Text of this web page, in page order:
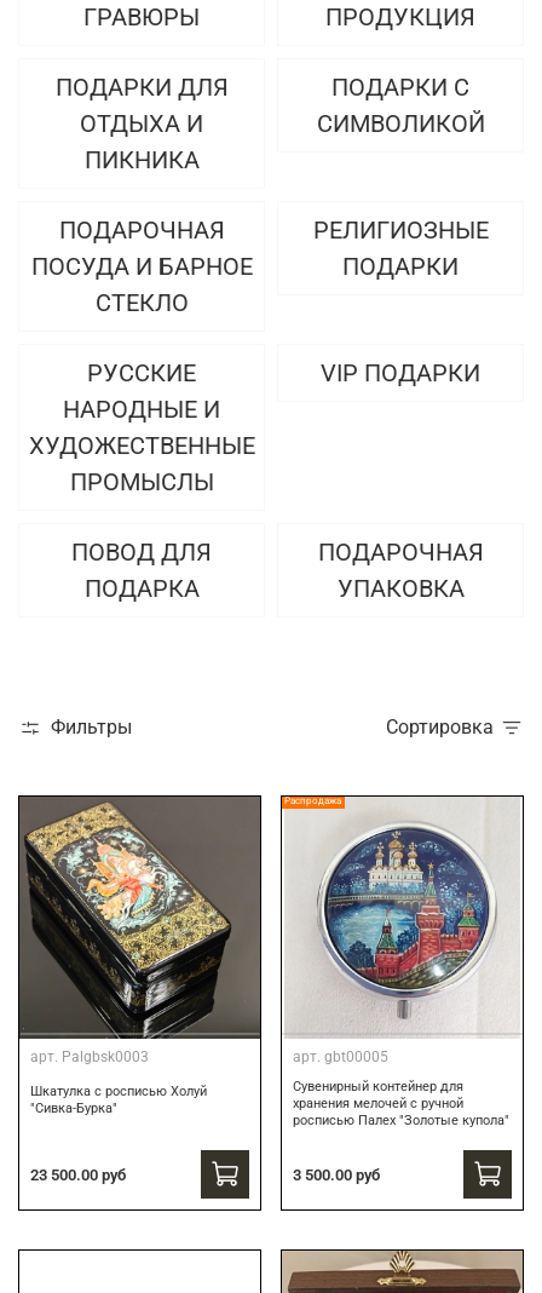
ГРАВЮРЫ
ПРОДУКЦИЯ
ПОДАРКИ ДЛЯ
ОТДЫХА И
ПИКНИКА
ПОДАРКИ С
СИМВОЛИКОЙ
ПОДАРОЧНАЯ
ПОСУДА И БАРНОЕ
СТЕКЛО
РЕЛИГИОЗНЫЕ
ПОДАРКИ
РУССКИЕ
НАРОДНЫЕ И
ХУДОЖЕСТВЕННЫЕ
ПРОМЫСЛЫ
VIP ПОДАРКИ
ПОВОД ДЛЯ
ПОДАРКА
ПОДАРОЧНАЯ
УПАКОВКА
Фильтры Сортировка
арт. Palgbsk0003
Шкатулка с росписью Холуй
"Сивка-Бурка"
23 500.00 руб
Распродажа
арт. gbt00005
Сувенирный контейнер для
хранения мелочей с ручной
росписью Палех "Золотые купола"
3 500.00 руб